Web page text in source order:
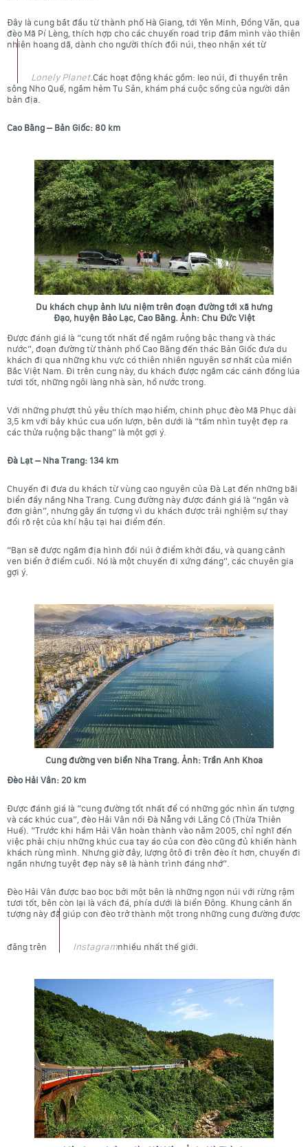
Đây là cung bắt đầu từ thành phố Hà Giang, tới Yên Minh, Đồng Văn, qua
đèo Mã Pí Lèng, thích hợp cho các chuyến road trip đắm mình vào thiên
nhiên hoang dã, dành cho người thích đồi núi, theo nhận xét từ
Lonely Planet.Các hoạt động khác gồm: leo núi, đi thuyền trên
sông Nho Quế, ngắm hẻm Tu Sản, khám phá cuộc sống của người dân
bản địa.
Cao Bằng – Bản Giốc: 80 km
Du khách chụp ảnh lưu niệm trên đoạn đường tới xã hưng
Đạo, huyện Bảo Lạc, Cao Bằng. Ảnh: Chu Đức Việt
Được đánh giá là “cung tốt nhất để ngắm ruộng bậc thang và thác
nước”, đoạn đường từ thành phố Cao Bằng đến thác Bản Giốc đưa du
khách đi qua những khu vực có thiên nhiên nguyên sơ nhất của miền
Bắc Việt Nam. Đi trên cung này, du khách được ngắm các cánh đồng lúa
tươi tốt, những ngôi làng nhà sàn, hồ nước trong.
Với những phượt thủ yêu thích mạo hiểm, chinh phục đèo Mã Phục dài
3,5 km với bảy khúc cua uốn lượn, bên dưới là “tầm nhìn tuyệt đẹp ra
các thửa ruộng bậc thang” là một gợi ý.
Đà Lạt – Nha Trang: 134 km
Chuyến đi đưa du khách từ vùng cao nguyên của Đà Lạt đến những bãi
biển đầy nắng Nha Trang. Cung đường này được đánh giá là “ngắn và
đơn giản”, nhưng gây ấn tượng vì du khách được trải nghiệm sự thay
đổi rõ rệt của khí hậu tại hai điểm đến.
“Bạn sẽ được ngắm địa hình đồi núi ở điểm khởi đầu, và quang cảnh
ven biển ở điểm cuối. Nó là một chuyến đi xứng đáng”, các chuyên gia
gợi ý.
Cung đường ven biển Nha Trang. Ảnh: Trần Anh Khoa
Đèo Hải Vân: 20 km
Được đánh giá là “cung đường tốt nhất để có những góc nhìn ấn tượng
và các khúc cua”, đèo Hải Vân nối Đà Nẵng với Lăng Cô (Thừa Thiên
Huế). “Trước khi hầm Hải Vân hoàn thành vào năm 2005, chỉ nghĩ đến
việc phải chịu những khúc cua tay áo của con đèo cũng đủ khiến hành
khách rùng mình. Nhưng giờ đây, lượng ôtô đi trên đèo ít hơn, chuyến đi
ngắn nhưng tuyệt đẹp này sẽ là hành trình đáng nhớ”.
Đèo Hải Vân được bao bọc bởi một bên là những ngọn núi với rừng rậm
tươi tốt, bên còn lại là vách đá, phía dưới là biển Đông. Khung cảnh ấn
tượng này đã giúp con đèo trở thành một trong những cung đường được
đăng trên Instagramnhiều nhất thế giới.